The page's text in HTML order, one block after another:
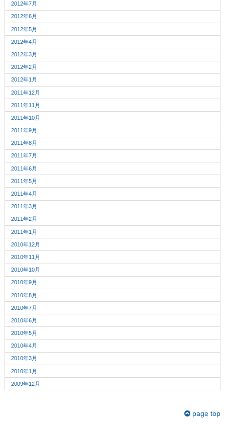
2012年7月
2012年6月
2012年5月
2012年4月
2012年3月
2012年2月
2012年1月
2011年12月
2011年11月
2011年10月
2011年9月
2011年8月
2011年7月
2011年6月
2011年5月
2011年4月
2011年3月
2011年2月
2011年1月
2010年12月
2010年11月
2010年10月
2010年9月
2010年8月
2010年7月
2010年6月
2010年5月
2010年4月
2010年3月
2010年1月
2009年12月
page top